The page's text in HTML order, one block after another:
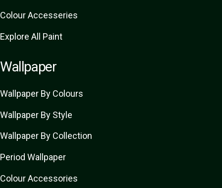
Colour Accesseries
Explore All Paint
Wallpaper
Wallpaper By Colours
Wallpaper By Style
Wallpaper By Collection
Period Wallpaper
Colour Accessories